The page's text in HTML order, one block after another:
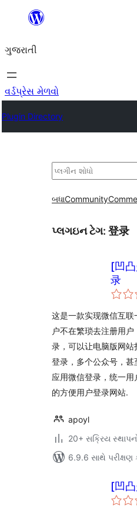
કંટેન્ટ(લખાણ)
જાઓ
ગુજરાતી
વર્ડપ્રેસ મેળવો
Plugin Directory
શોધો
બધાCommunity
પ્લગઇન ટેગ: 登录
[凹
录
这是一款实现微信互
户不在繁琐去注册用
录，可以让电脑版网
登录，多个公众号，甚
应用微信登录，统一
的方便用户登录网站.
apoyl
20+ સક્રિય
6.9.6 સાથે પરીક્ષણ
[凹